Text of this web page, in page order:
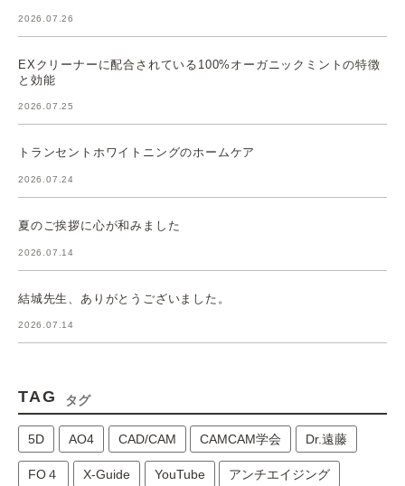
2026.07.26
EXクリーナーに配合されている100%オーガニックミントの特徴
と効能
2026.07.25
トランセントホワイトニングのホームケア
2026.07.24
夏のご挨拶に心が和みました
2026.07.14
結城先生、ありがとうございました。
2026.07.14
TAG タグ
5D AO4 CAD/CAM CAMCAM学会 Dr.遠藤
FO４ X-Guide YouTube アンチエイジング